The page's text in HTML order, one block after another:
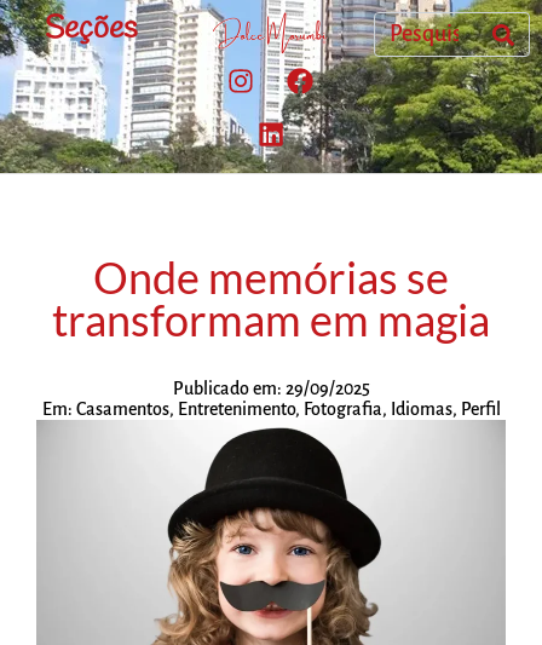
Seções
Onde memórias se
transformam em magia
Publicado em: 29/09/2025
Em: Casamentos, Entretenimento, Fotografia, Idiomas, Perfil